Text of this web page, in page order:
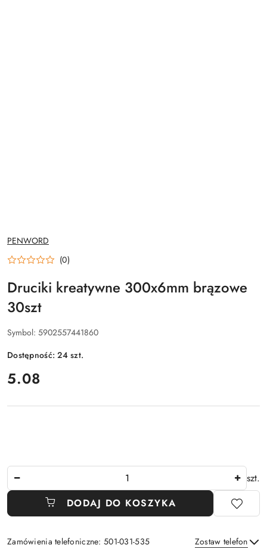
NAZWA
PRODUCENTA:
PENWORD
(0)
Druciki kreatywne 300x6mm brązowe
30szt
Symbol: 5902557441860
Dostępność:24szt.
cena:
5.08
szt.
DODAJ DO KOSZYKA
Zamówienia telefoniczne: 501-031-535 Zostaw telefon